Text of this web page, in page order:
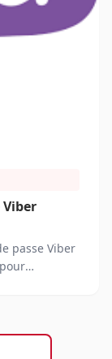
passe Viber